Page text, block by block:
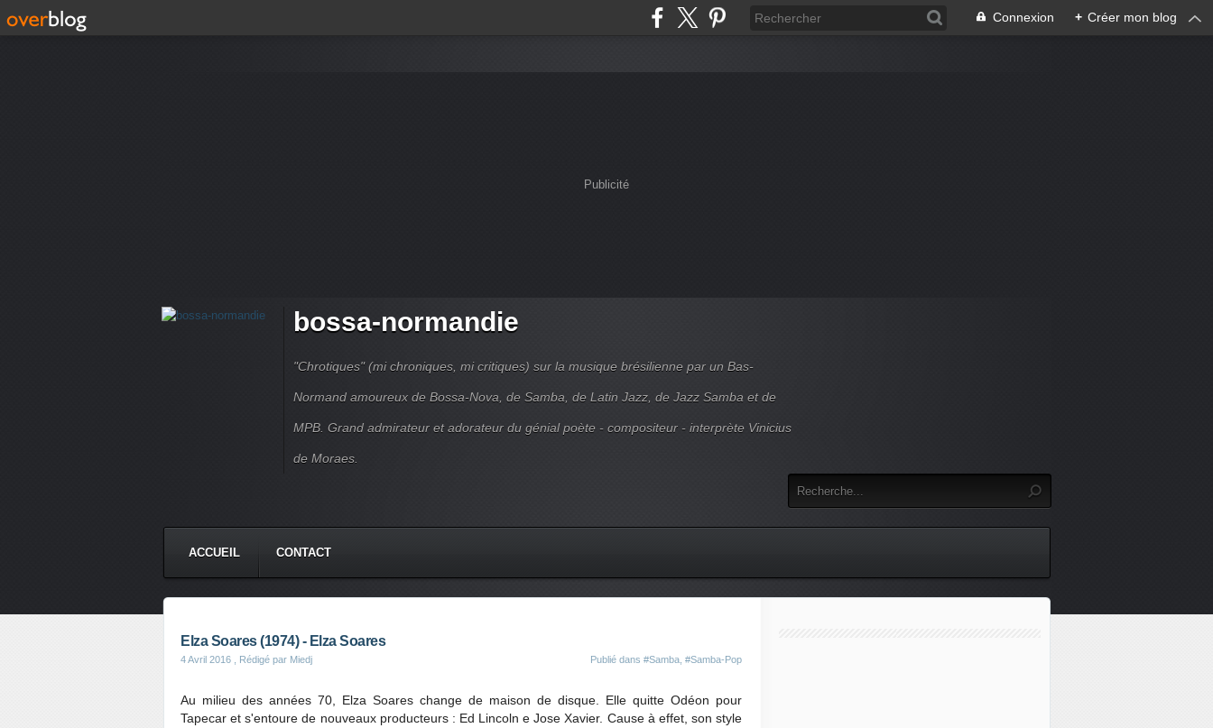
Connexion + Créer mon blog
Publicité
bossa-normandie
"Chrotiques" (mi chroniques, mi critiques) sur la musique brésilienne par un Bas-
Normand amoureux de Bossa-Nova, de Samba, de Latin Jazz, de Jazz Samba et de
MPB. Grand admirateur et adorateur du génial poète - compositeur - interprète Vinicius
de Moraes.
ACCUEIL CONTACT
Elza Soares (1974) - Elza Soares
4 Avril 2016 , Rédigé par Miedj Publié dans #Samba #Samba-Pop
Au milieu des années 70, Elza Soares change de maison de disque. Elle quitte Odéon pour
Tapecar et s'entoure de nouveaux producteurs : Ed Lincoln e Jose Xavier. Cause à effet, son style